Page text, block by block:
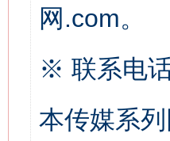
网.com。
※ 联系电
本传媒系
这是一记警钟！